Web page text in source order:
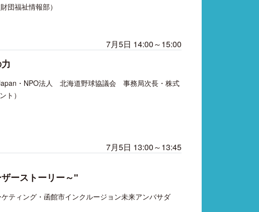
団福祉情報部）
7月5日 14:00～15:00
・NPO法人 北海道野球協議会 事務局次長・株式
ト）
7月5日 13:00～13:45
ーストーリー～"
ティング・函館市インクルージョン未来アンバサダ